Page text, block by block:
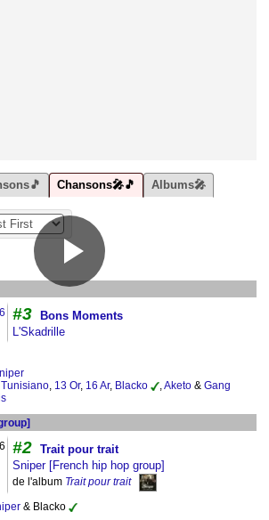
Chansons🎤🎵 Albums🎤
#3
Bons Moments
L'Skadrille
Tunisiano, 13 Or, 16 Ar, Blacko ,Aketo & Gang
#2 Trait pour trait
Sniper [French hip hop group]
de l'album Trait pour trait
& Blacko